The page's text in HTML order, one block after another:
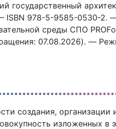
государственный
978-5-9585-0530-2.
среды СПО
07.08.2026). —
создания, организации
изложенных в